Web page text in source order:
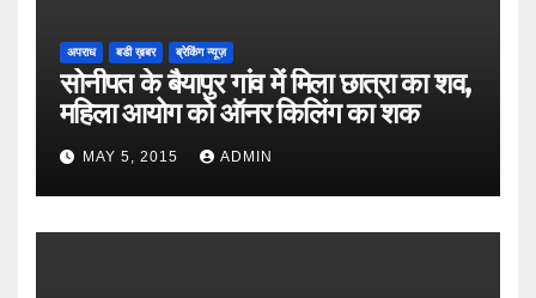
अपराध बडी ख़बर ब्रेकिंग न्यूज़
सोनीपत के बैयापुर गांव में मिला छात्रा का शव,
महिला आयोग को ऑनर किलिंग का शक
MAY 5, 2015 ADMIN